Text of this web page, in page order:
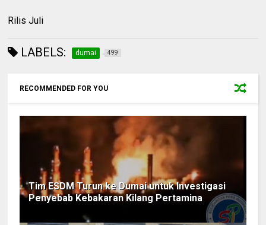
Rilis Juli
LABELS: dumai 499
RECOMMENDED FOR YOU
Tim ESDM Turun ke Dumai untuk Investigasi
Penyebab Kebakaran Kilang Pertamina